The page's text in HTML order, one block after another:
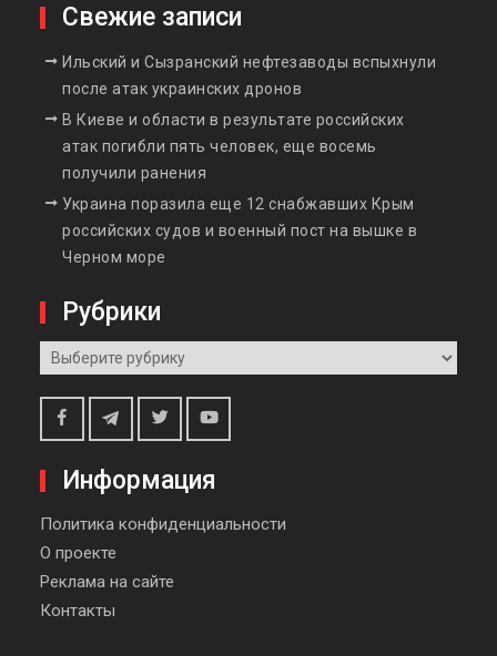
Свежие записи
Ильский и Сызранский нефтезаводы вспыхнули
после атак украинских дронов
В Киеве и области в результате российских
атак погибли пять человек, еще восемь
получили ранения
Украина поразила еще 12 снабжавших Крым
российских судов и военный пост на вышке в
Черном море
Рубрики
Рубрики
Telegram
Информация
Политика конфиденциальности
О проекте
Реклама на сайте
Контакты